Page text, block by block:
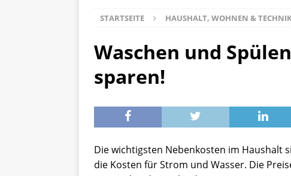
STARTSEITE HAUSHALT, WOHNEN &
Waschen und
sparen!
Die wichtigsten Nebenkosten im Haushalt
die Kosten für Strom und Wasser. Die